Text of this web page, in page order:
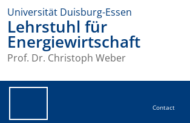
Universität Duisburg-Essen
Lehrstuhl für
Energiewirtschaft
Prof. Dr. Christoph Weber
Contact